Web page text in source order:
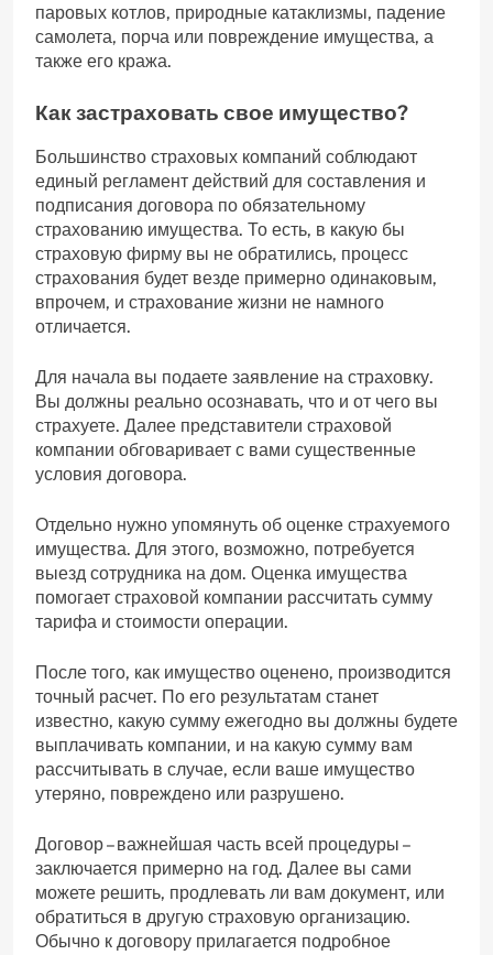
паровых котлов, природные катаклизмы, падение
самолета, порча или повреждение имущества, а
также его кража.
Как застраховать свое имущество?
Большинство страховых компаний соблюдают
единый регламент действий для составления и
подписания договора по обязательному
страхованию имущества. То есть, в какую бы
страховую фирму вы не обратились, процесс
страхования будет везде примерно одинаковым,
впрочем, и страхование жизни не намного
отличается.
Для начала вы подаете заявление на страховку.
Вы должны реально осознавать, что и от чего вы
страхуете. Далее представители страховой
компании обговаривает с вами существенные
условия договора.
Отдельно нужно упомянуть об оценке страхуемого
имущества. Для этого, возможно, потребуется
выезд сотрудника на дом. Оценка имущества
помогает страховой компании рассчитать сумму
тарифа и стоимости операции.
После того, как имущество оценено, производится
точный расчет. По его результатам станет
известно, какую сумму ежегодно вы должны будете
выплачивать компании, и на какую сумму вам
рассчитывать в случае, если ваше имущество
утеряно, повреждено или разрушено.
Договор – важнейшая часть всей процедуры –
заключается примерно на год. Далее вы сами
можете решить, продлевать ли вам документ, или
обратиться в другую страховую организацию.
Обычно к договору прилагается подробное